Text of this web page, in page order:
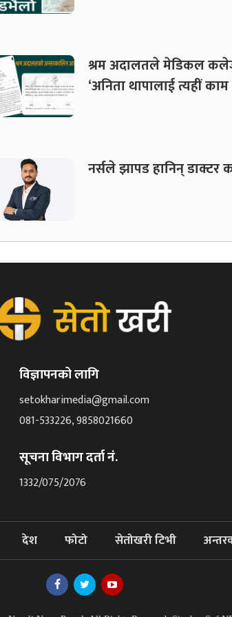
श्रम अदालतले मेडिकल
‘अनिता थापालाई त्यहीं काम
नर्सले झापड हानिन् डाक्टर
विज्ञापनको लागि
setokharimedia@gmail.com
081-533226, 9858021660
सूचना विभाग दर्ता नं.
1332/075/2076
देश फोटो सेतोखरी टिभी